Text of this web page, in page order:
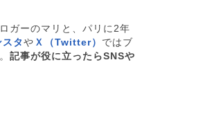
ガーのマリと、パリに2年
スタ や Ｘ（Twitter） ではブ
記事が役に立ったらSNSや